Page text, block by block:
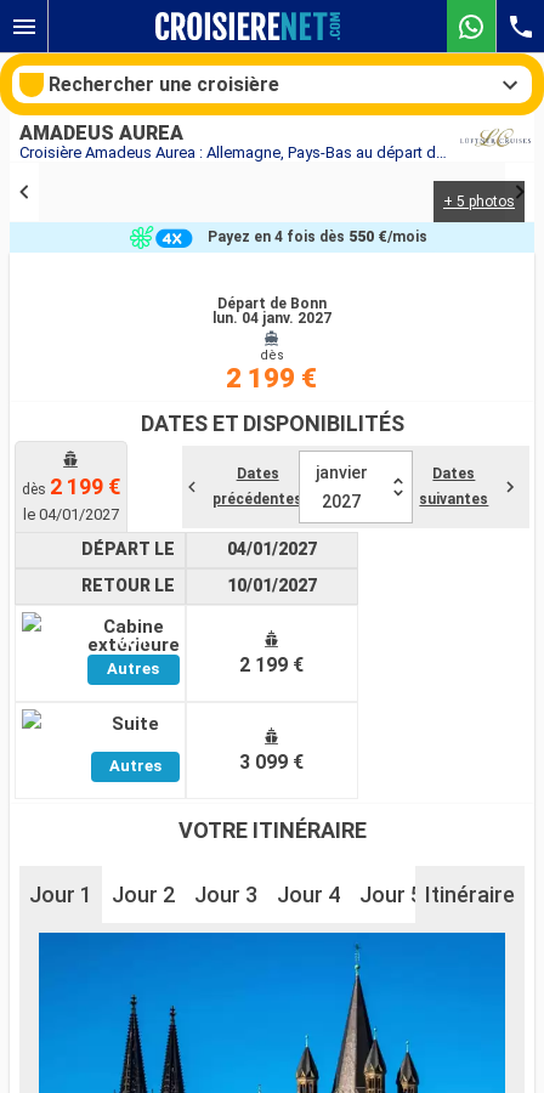
Croisière Amadeus Aurea : Allemagne, Pays-Bas au départ de Bonn
AMADEUS AUREA
+ 5 photos
Départ de Bonn
lun. 04 janv. 2027
dès
2 199 €
Payez en 4 fois dès 550 €/mois
DATES ET DISPONIBILITÉS
dès 2 199 €
le 04/01/2027
Dates
précédentes
janvier
2027
Dates
suivantes
DÉPART LE
RETOUR LE
Cabine
extérieure
Voir
Autres
Suite
Autres
04/01/2027
10/01/2027
2 199 €
3 099 €
VOTRE ITINÉRAIRE
Jour 1 Jour 2 Jour 3 Jour 4 Jour 5 Jour 6
Itinéraire
Rechercher une croisière
Nos destinations
Compagnies
Rechercher